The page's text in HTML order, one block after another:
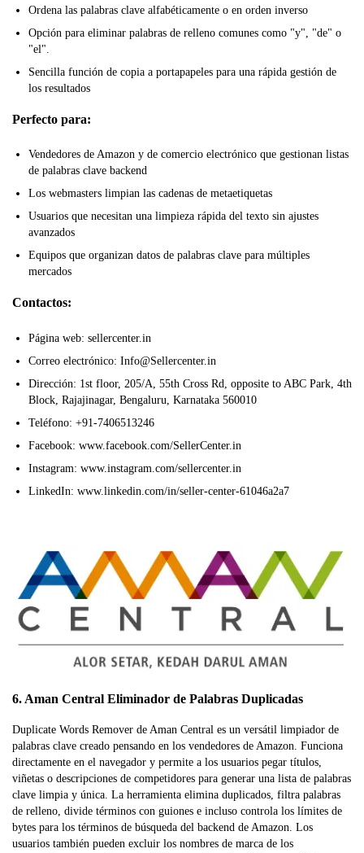
Ordena las palabras clave alfabéticamente o en orden inverso
Opción para eliminar palabras de relleno comunes como "y", "de" o
"el".
Sencilla función de copia a portapapeles para una rápida gestión de
los resultados
Perfecto para:
Vendedores de Amazon y de comercio electrónico que gestionan listas
de palabras clave backend
Los webmasters limpian las cadenas de metaetiquetas
Usuarios que necesitan una limpieza rápida del texto sin ajustes
avanzados
Equipos que organizan datos de palabras clave para múltiples
mercados
Contactos:
Página web: sellercenter.in
Correo electrónico: Info@Sellercenter.in
Dirección: 1st floor, 205/A, 55th Cross Rd, opposite to ABC Park, 4th
Block, Rajajinagar, Bengaluru, Karnataka 560010
Teléfono: +91-7406513246
Facebook: www.facebook.com/SellerCenter.in
Instagram: www.instagram.com/sellercenter.in
LinkedIn: www.linkedin.com/in/seller-center-61046a2a7
6. Aman Central Eliminador de Palabras Duplicadas
Duplicate Words Remover de Aman Central es un versátil limpiador de
palabras clave creado pensando en los vendedores de Amazon. Funciona
directamente en el navegador y permite a los usuarios pegar títulos,
viñetas o descripciones de competidores para generar una lista de palabras
clave limpia y única. La herramienta elimina duplicados, filtra palabras
de relleno, divide términos con guiones e incluso controla los límites de
bytes para los términos de búsqueda del backend de Amazon. Los
usuarios también pueden excluir los nombres de marca de los